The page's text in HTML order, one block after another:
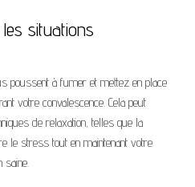
situations
poussent à fumer et mettez en place
votre convalescence. Cela peut
de relaxation, telles que la
le stress tout en maintenant votre
saine.